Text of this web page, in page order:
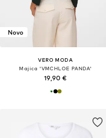
Novo
VERO MODA
Majica 'VMCHLOE PANDA'
19,90 €